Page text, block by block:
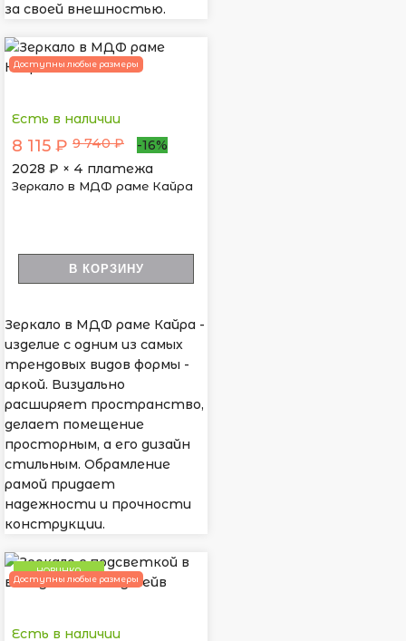
за своей внешностью.
Доступны любые размеры
Есть в наличии
8 115 ₽ 9 740 ₽
-16%
2028 ₽ × 4 платежа
Зеркало в МДФ раме Кайра
В КОРЗИНУ
Зеркало в МДФ раме Кайра -
изделие с одним из самых
трендовых видов формы -
аркой. Визуально
расширяет пространство,
делает помещение
просторным, а его дизайн
стильным. Обрамление
рамой придает
надежности и прочности
конструкции.
НОВИНКА
Доступны любые размеры
Есть в наличии